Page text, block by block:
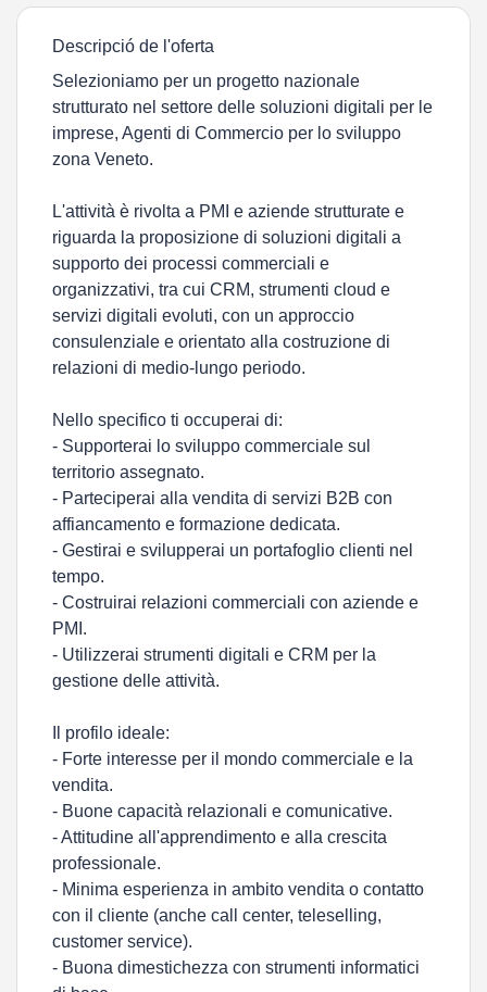
Descripció de l'oferta
Selezioniamo per un progetto nazionale
strutturato nel settore delle soluzioni digitali per le
imprese, Agenti di Commercio per lo sviluppo
zona Veneto.
L'attività è rivolta a PMI e aziende strutturate e
riguarda la proposizione di soluzioni digitali a
supporto dei processi commerciali e
organizzativi, tra cui CRM, strumenti cloud e
servizi digitali evoluti, con un approccio
consulenziale e orientato alla costruzione di
relazioni di medio-lungo periodo.
Nello specifico ti occuperai di:
- Supporterai lo sviluppo commerciale sul
territorio assegnato.
- Parteciperai alla vendita di servizi B2B con
affiancamento e formazione dedicata.
- Gestirai e svilupperai un portafoglio clienti nel
tempo.
- Costruirai relazioni commerciali con aziende e
PMI.
- Utilizzerai strumenti digitali e CRM per la
gestione delle attività.
Il profilo ideale:
- Forte interesse per il mondo commerciale e la
vendita.
- Buone capacità relazionali e comunicative.
- Attitudine all'apprendimento e alla crescita
professionale.
- Minima esperienza in ambito vendita o contatto
con il cliente (anche call center, teleselling,
customer service).
- Buona dimestichezza con strumenti informatici